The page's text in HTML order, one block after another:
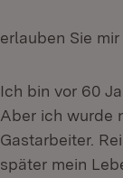
erlauben Sie
Ich bin vor 60
Aber ich wurde
Gastarbeiter.
später mein